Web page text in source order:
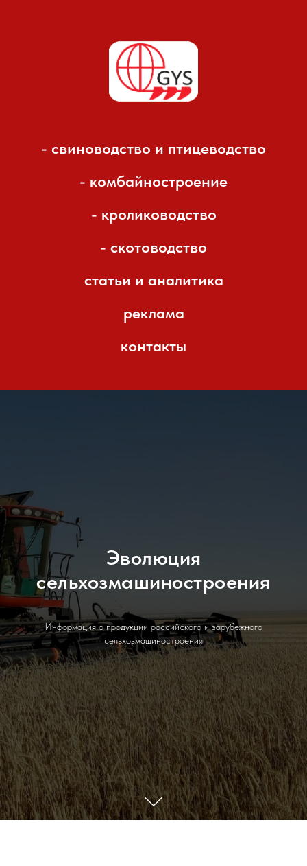
- свиноводство и птицеводство
- комбайностроение
- кролиководство
- скотоводство
статьи и аналитика
реклама
контакты
Эволюция
сельхозмашиностроения
Информация о продукции российского и зарубежного
сельхозмашиностроения